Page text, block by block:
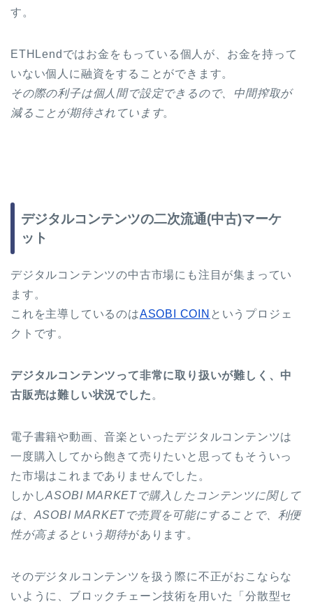
す。
ETHLendではお金をもっている個人が、お金を持って
いない個人に融資をすることができます。
その際の利子は個人間で設定できるので、中間搾取が
減ることが期待されています。
デジタルコンテンツの二次流通(中古)マーケ
ット
デジタルコンテンツの中古市場にも注目が集まってい
ます。
これを主導しているのはASOBI COIN というプロジェ
クトです。
デジタルコンテンツって非常に取り扱いが難しく、中
古販売は難しい状況でした 。
電子書籍や動画、音楽といったデジタルコンテンツは
一度購入してから飽きて売りたいと思ってもそういっ
た市場はこれまでありませんでした。
しかしASOBI MARKETで購入したコンテンツに関して
は、ASOBI MARKETで売買を可能にすることで、利便
性が高まるという期待があります。
そのデジタルコンテンツを扱う際に不正がおこならな
いように、ブロックチェーン技術を用いた「分散型セ